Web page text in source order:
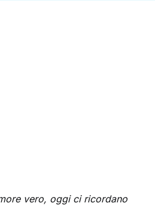
vero, oggi ci ricordano